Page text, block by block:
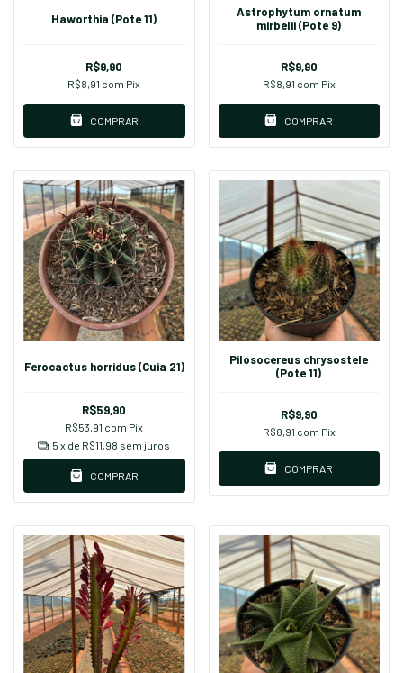
Haworthia (Pote 11)
R$9,90
R$8,91 com Pix
COMPRAR
Astrophytum ornatum
mirbelii (Pote 9)
R$9,90
R$8,91 com Pix
COMPRAR
Ferocactus horridus (Cuia 21)
R$59,90
R$53,91 com Pix
5 x de R$11,98 sem juros
COMPRAR
Pilosocereus chrysostele
(Pote 11)
R$9,90
R$8,91 com Pix
COMPRAR